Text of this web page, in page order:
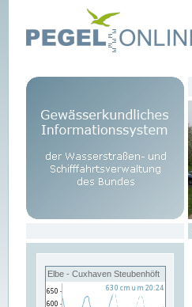
Elbe - Cuxhaven Steubenhöft